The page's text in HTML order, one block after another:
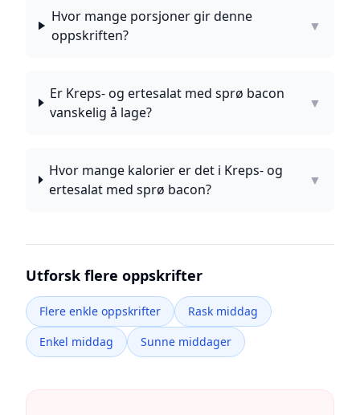
Hvor mange porsjoner gir denne
oppskriften?
▼
Er Kreps- og ertesalat med sprø bacon
vanskelig å lage?
▼
Hvor mange kalorier er det i Kreps- og
ertesalat med sprø bacon?
▼
Utforsk flere oppskrifter
Flere enkle oppskrifter
Rask middag
Enkel middag
Sunne middager